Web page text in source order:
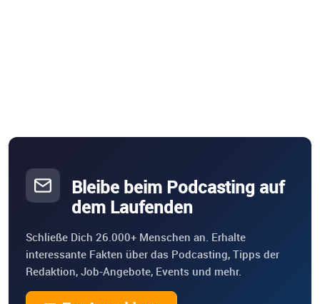
Bleibe beim Podcasting auf
dem Laufenden
Schließe Dich 26.000+ Menschen an. Erhalte
interessante Fakten über das Podcasting, Tipps der
Redaktion, Job-Angebote, Events und mehr.